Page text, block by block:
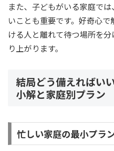
また、子どもがいる家庭で
いことも重要です。好奇心
ける人と離れて待つ場所を
り上がります。
結局どう備えればい
小解と家庭別プラン
忙しい家庭の最小プラ